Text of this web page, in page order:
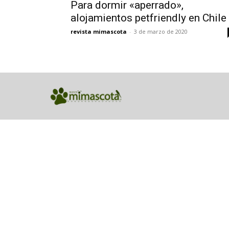
Para dormir «aperrado»,
alojamientos petfriendly en Chile
revista mimascota - 3 de marzo de 2020